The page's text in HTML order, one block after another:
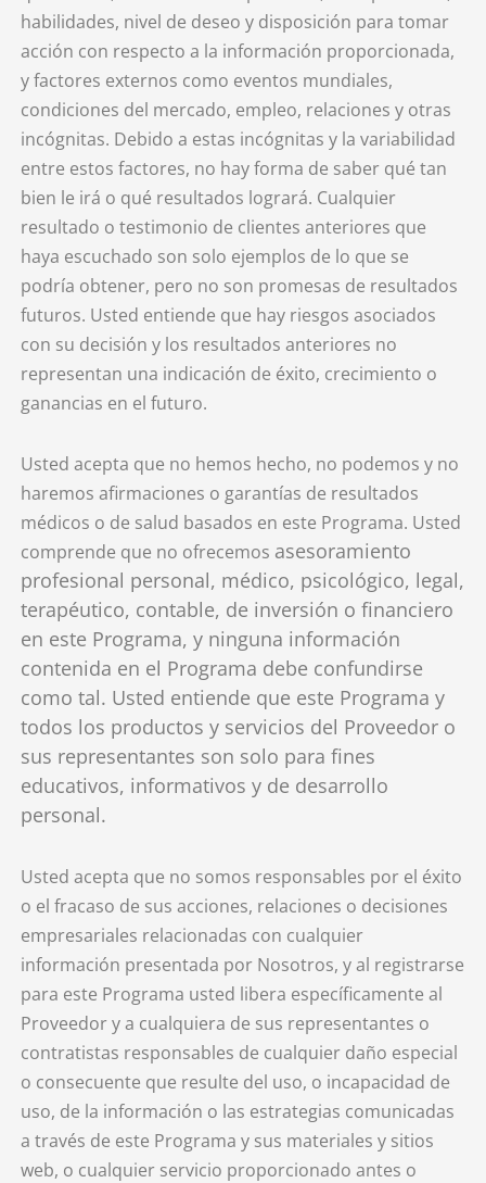
habilidades, nivel de deseo y disposición para tomar
acción con respecto a la información proporcionada,
y factores externos como eventos mundiales,
condiciones del mercado, empleo, relaciones y otras
incógnitas. Debido a estas incógnitas y la variabilidad
entre estos factores, no hay forma de saber qué tan
bien le irá o qué resultados logrará. Cualquier
resultado o testimonio de clientes anteriores que
haya escuchado son solo ejemplos de lo que se
podría obtener, pero no son promesas de resultados
futuros. Usted entiende que hay riesgos asociados
con su decisión y los resultados anteriores no
representan una indicación de éxito, crecimiento o
ganancias en el futuro.
Usted acepta que no hemos hecho, no podemos y no
haremos afirmaciones o garantías de resultados
médicos o de salud basados en este Programa. Usted
comprende que no ofrecemos asesoramiento
profesional personal, médico, psicológico, legal,
terapéutico, contable, de inversión o financiero
en este Programa, y ninguna información
contenida en el Programa debe confundirse
como tal. Usted entiende que este Programa y
todos los productos y servicios del Proveedor o
sus representantes son solo para fines
educativos, informativos y de desarrollo
personal.
Usted acepta que no somos responsables por el éxito
o el fracaso de sus acciones, relaciones o decisiones
empresariales relacionadas con cualquier
información presentada por Nosotros, y al registrarse
para este Programa usted libera específicamente al
Proveedor y a cualquiera de sus representantes o
contratistas responsables de cualquier daño especial
o consecuente que resulte del uso, o incapacidad de
uso, de la información o las estrategias comunicadas
a través de este Programa y sus materiales y sitios
web, o cualquier servicio proporcionado antes o